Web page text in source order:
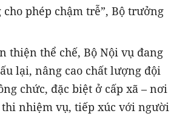
phép chậm trễ”, Bộ trưởng
thiện thể chế, Bộ Nội vụ đang
lại, nâng cao chất lượng đội
chức, đặc biệt ở cấp xã – nơi
nhiệm vụ, tiếp xúc với người